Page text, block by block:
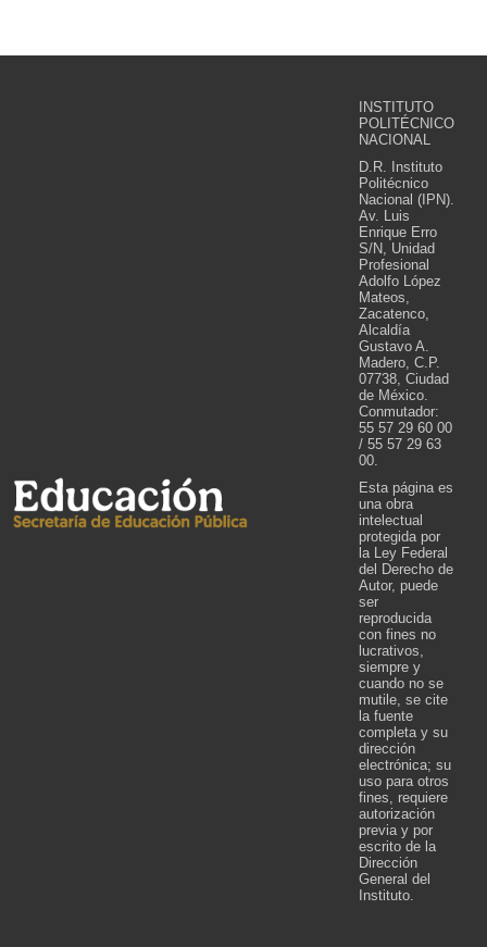
INSTITUTO
POLITÉCNICO
NACIONAL
D.R. Instituto
Politécnico
Nacional (IPN).
Av. Luis
Enrique Erro
S/N, Unidad
Profesional
Adolfo López
Mateos,
Zacatenco,
Alcaldía
Gustavo A.
Madero, C.P.
07738, Ciudad
de México.
Conmutador:
55 57 29 60 00
/ 55 57 29 63
00.
Esta página es
una obra
intelectual
protegida por
la Ley Federal
del Derecho de
Autor, puede
ser
reproducida
con fines no
lucrativos,
siempre y
cuando no se
mutile, se cite
la fuente
completa y su
dirección
electrónica; su
uso para otros
fines, requiere
autorización
previa y por
escrito de la
Dirección
General del
Instituto.